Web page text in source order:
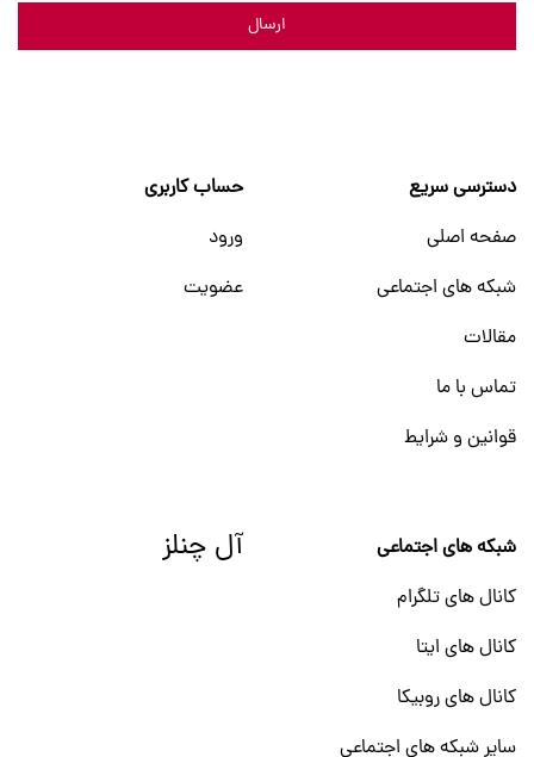
ارسال
دسترسی سریع
صفحه اصلی
شبکه های اجتماعی
مقالات
تماس با ما
قوانین و شرایط
حساب کاربری
ورود
عضویت
شبکه های اجتماعی
کانال های تلگرام
کانال های ایتا
کانال های روبیکا
سایر شبکه های اجتماعی
آل چنلز